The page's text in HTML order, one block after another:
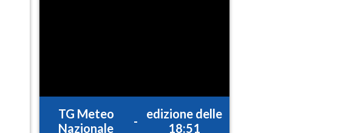
TG Meteo
Nazionale
-
edizione delle
18:51